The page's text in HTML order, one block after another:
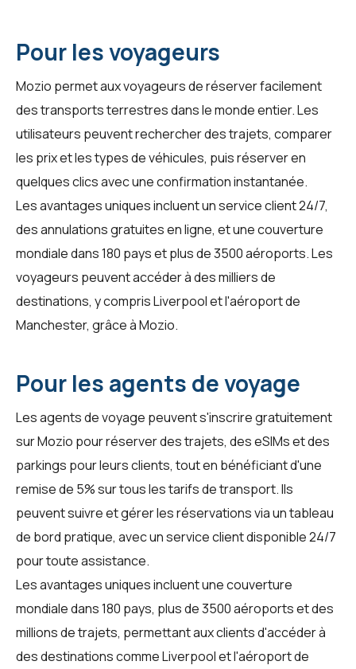
Pour les voyageurs
Mozio permet aux voyageurs de réserver facilement
des transports terrestres dans le monde entier. Les
utilisateurs peuvent rechercher des trajets, comparer
les prix et les types de véhicules, puis réserver en
quelques clics avec une confirmation instantanée.
Les avantages uniques incluent un service client 24/7,
des annulations gratuites en ligne, et une couverture
mondiale dans 180 pays et plus de 3500 aéroports. Les
voyageurs peuvent accéder à des milliers de
destinations, y compris Liverpool et l'aéroport de
Manchester, grâce àMozio.
Pour les agents de voyage
Lesagents de voyage peuvent s'inscrire gratuitement
sur Mozio pour réserver des trajets, des eSIMs et des
parkings pour leurs clients, tout en bénéficiant d'une
remise de 5% sur tous les tarifs de transport. Ils
peuvent suivre et gérer les réservations via un tableau
de bord pratique, avec un service client disponible 24/7
pour toute assistance.
Les avantages uniques incluent une couverture
mondiale dans 180 pays, plus de 3500 aéroports et des
millions de trajets, permettant aux clients d'accéder à
des destinations comme Liverpool et l'aéroport de